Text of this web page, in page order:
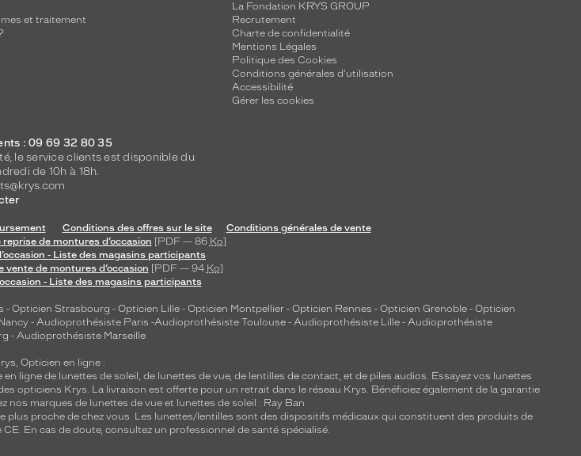
et traitement
La Fondation KRYS GROUP
Recrutement
Charte de confidentialité
Mentions Légales
Politique des Cookies
Conditions générales d'utilisation
Accessibilité
Gérer les cookies
: 09 69 32 80 35
le service clients est disponible du
de 10h à 18h.
Conditions des offres sur le site
Conditions générales de vente
de montures d’occasion [PDF — 86 Ko]
- Liste des magasins participants
de montures d’occasion [PDF — 94 Ko]
- Liste des magasins participants
- Opticien Strasbourg - Opticien Lille - Opticien Montpellier - Opticien Rennes - Opticien Grenoble - Opticien
- Audioprothésiste Paris -Audioprothésiste Toulouse - Audioprothésiste Lille - Audioprothésiste
- Audioprothésiste Marseille
Opticien en ligne :
en ligne de lunettes de soleil, de lunettes de vue, de lentilles de contact, et de piles audios. Essayez vos lunettes
opticiens Krys. La livraison est offerte pour un retrait dans le réseau Krys. Bénéficiez également de la garantie
nos marques de lunettes de vue et lunettes de soleil : Ray Ban
plus proche de chez vous. Les lunettes/lentilles sont des dispositifs médicaux qui constituent des produits de
En cas de doute, consultez un professionnel de santé spécialisé.